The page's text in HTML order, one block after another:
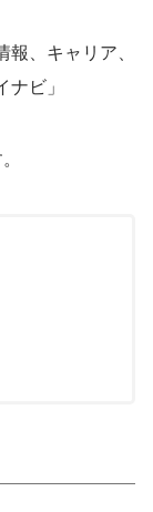
報、キャリア、
ビ」